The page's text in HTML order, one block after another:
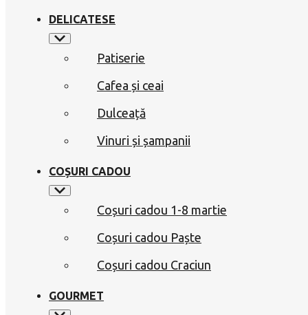
DELICATESE
Patiserie
Cafea și ceai
Dulceață
Vinuri și șampanii
COȘURI CADOU
Coșuri cadou 1-8 martie
Coșuri cadou Paște
Coșuri cadou Craciun
GOURMET